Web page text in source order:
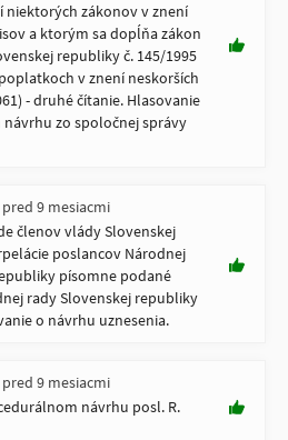
niektorých zákonov v znení
a ktorým sa dopĺňa zákon
republiky č. 145/1995
v znení neskorších
- druhé čítanie. Hlasovanie
zo spoločnej správy
pred 9 mesiacmi
členov vlády Slovenskej
poslancov Národnej
písomne podané
rady Slovenskej republiky
o návrhu uznesenia.
pred 9 mesiacmi
návrhu posl. R.